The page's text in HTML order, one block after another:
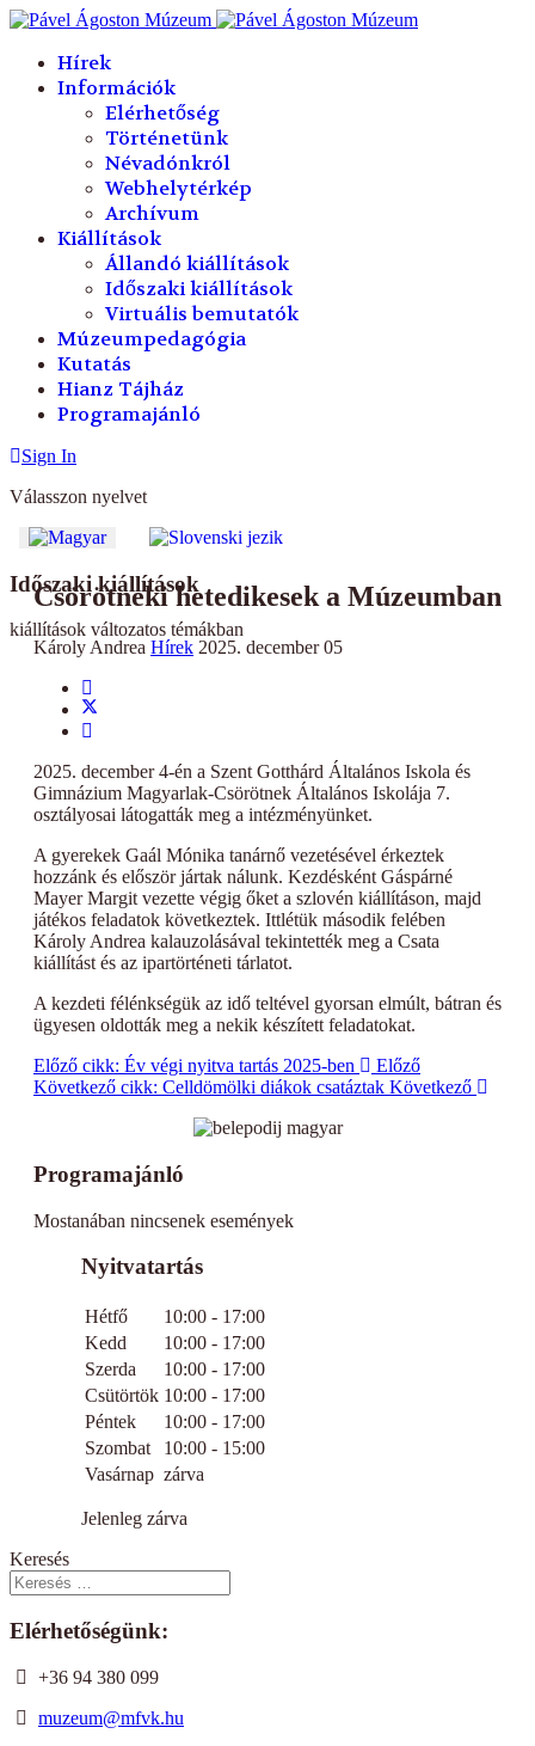
Hírek
Információk
Elérhetőség
Történetünk
Névadónkról
Webhelytérkép
Archívum
Kiállítások
Állandó kiállítások
Időszaki kiállítások
Virtuális bemutatók
Múzeumpedagógia
Kutatás
Hianz Tájház
Programajánló
Sign In
Válasszon nyelvet
Időszaki kiállítások
kiállítások változatos témákban
Csörötneki hetedikesek a Múzeumban
Károly Andrea Hírek 2025. december 05
2025. december 4-én a Szent Gotthárd Általános Iskola és
Gimnázium Magyarlak-Csörötnek Általános Iskolája 7.
osztályosai látogatták meg a intézményünket.
A gyerekek Gaál Mónika tanárnő vezetésével érkeztek
hozzánk és először jártak nálunk. Kezdésként Gáspárné
Mayer Margit vezette végig őket a szlovén kiállításon, majd
játékos feladatok következtek. Ittlétük második felében
Károly Andrea kalauzolásával tekintették meg a Csata
kiállítást és az ipartörténeti tárlatot.
A kezdeti félénkségük az idő teltével gyorsan elmúlt, bátran és
ügyesen oldották meg a nekik készített feladatokat.
Előző cikk: Év végi nyitva tartás 2025-ben
Előző
Következő cikk: Celldömölki diákok csatáztak Következő
Programajánló
Mostanában nincsenek események
Nyitvatartás
Hétfő
10:00 - 17:00
Kedd
10:00 - 17:00
Szerda
10:00 - 17:00
Csütörtök 10:00 - 17:00
Péntek
10:00 - 17:00
Szombat
10:00 - 15:00
Vasárnap zárva
Jelenleg zárva
Keresés
Elérhetőségünk:
+36 94 380 099
muzeum@mfvk.hu
évhónap
évhónap